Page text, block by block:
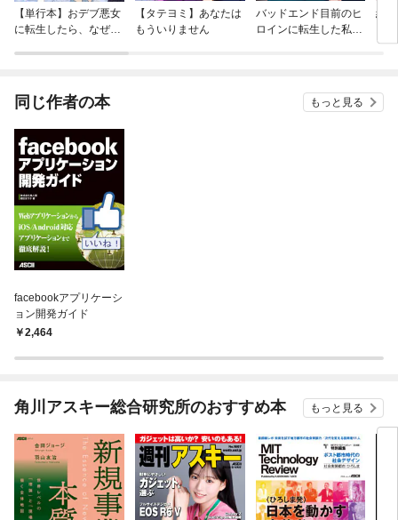
【単行本】おデブ悪女
に転生したら、なぜか
【タテヨミ】あなたは
もういりません
バッドエンド目前のヒ
ロインに転生した私、
結
同じ作者の本 もっと見る
facebookアプリケーシ
ョン開発ガイド
2,464
角川アスキー総合研究所のおすすめ本 もっと見る